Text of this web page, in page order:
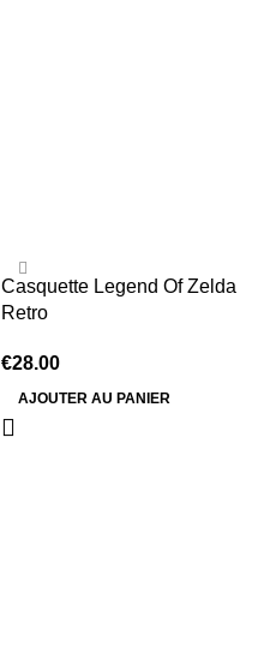
Casquette Legend Of Zelda
Retro
€28.00
AJOUTER AU PANIER